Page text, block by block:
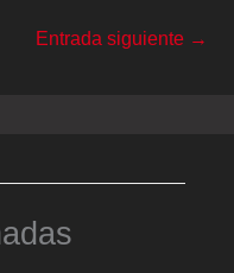
Entrada siguiente →